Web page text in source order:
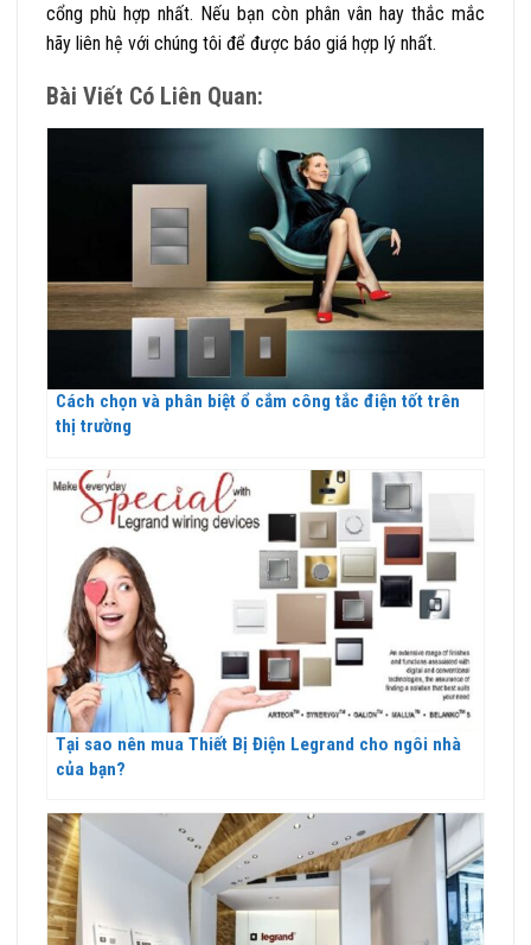
cổng phù hợp nhất. Nếu bạn còn phân vân hay thắc mắc
hãy liên hệ với chúng tôi để được báo giá hợp lý nhất.
Bài Viết Có Liên Quan:
Cách chọn và phân biệt ổ cắm công tắc điện tốt trên
thị trường
Tại sao nên mua Thiết Bị Điện Legrand cho ngôi nhà
của bạn?